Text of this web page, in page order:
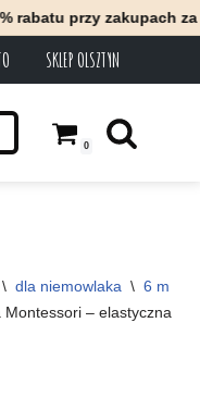
przy zakupach za
SKLEP OLSZTYN
0
\ dla niemowlaka \ 6 m
– elastyczna